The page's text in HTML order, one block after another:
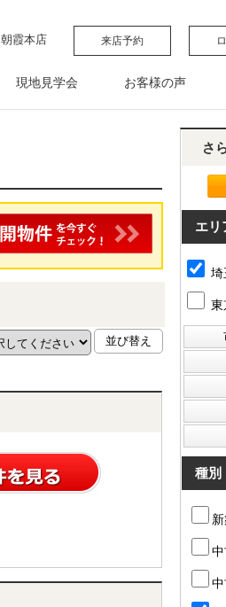
朝霞本店 来店予約
現地見学会 お客様の声
さ
エリ
埼
東
種別